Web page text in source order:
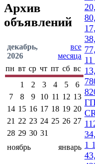
Архив
объявлений
декабрь,
2026
все
месяца
пн вт ср чт пт сб вс
1
2 3 4 5
6
7
8 9 10 11 12 13
14 15 16 17 18 19 20
21 22 23 24 25 26 27
28 29 30 31
ноябрь
январь